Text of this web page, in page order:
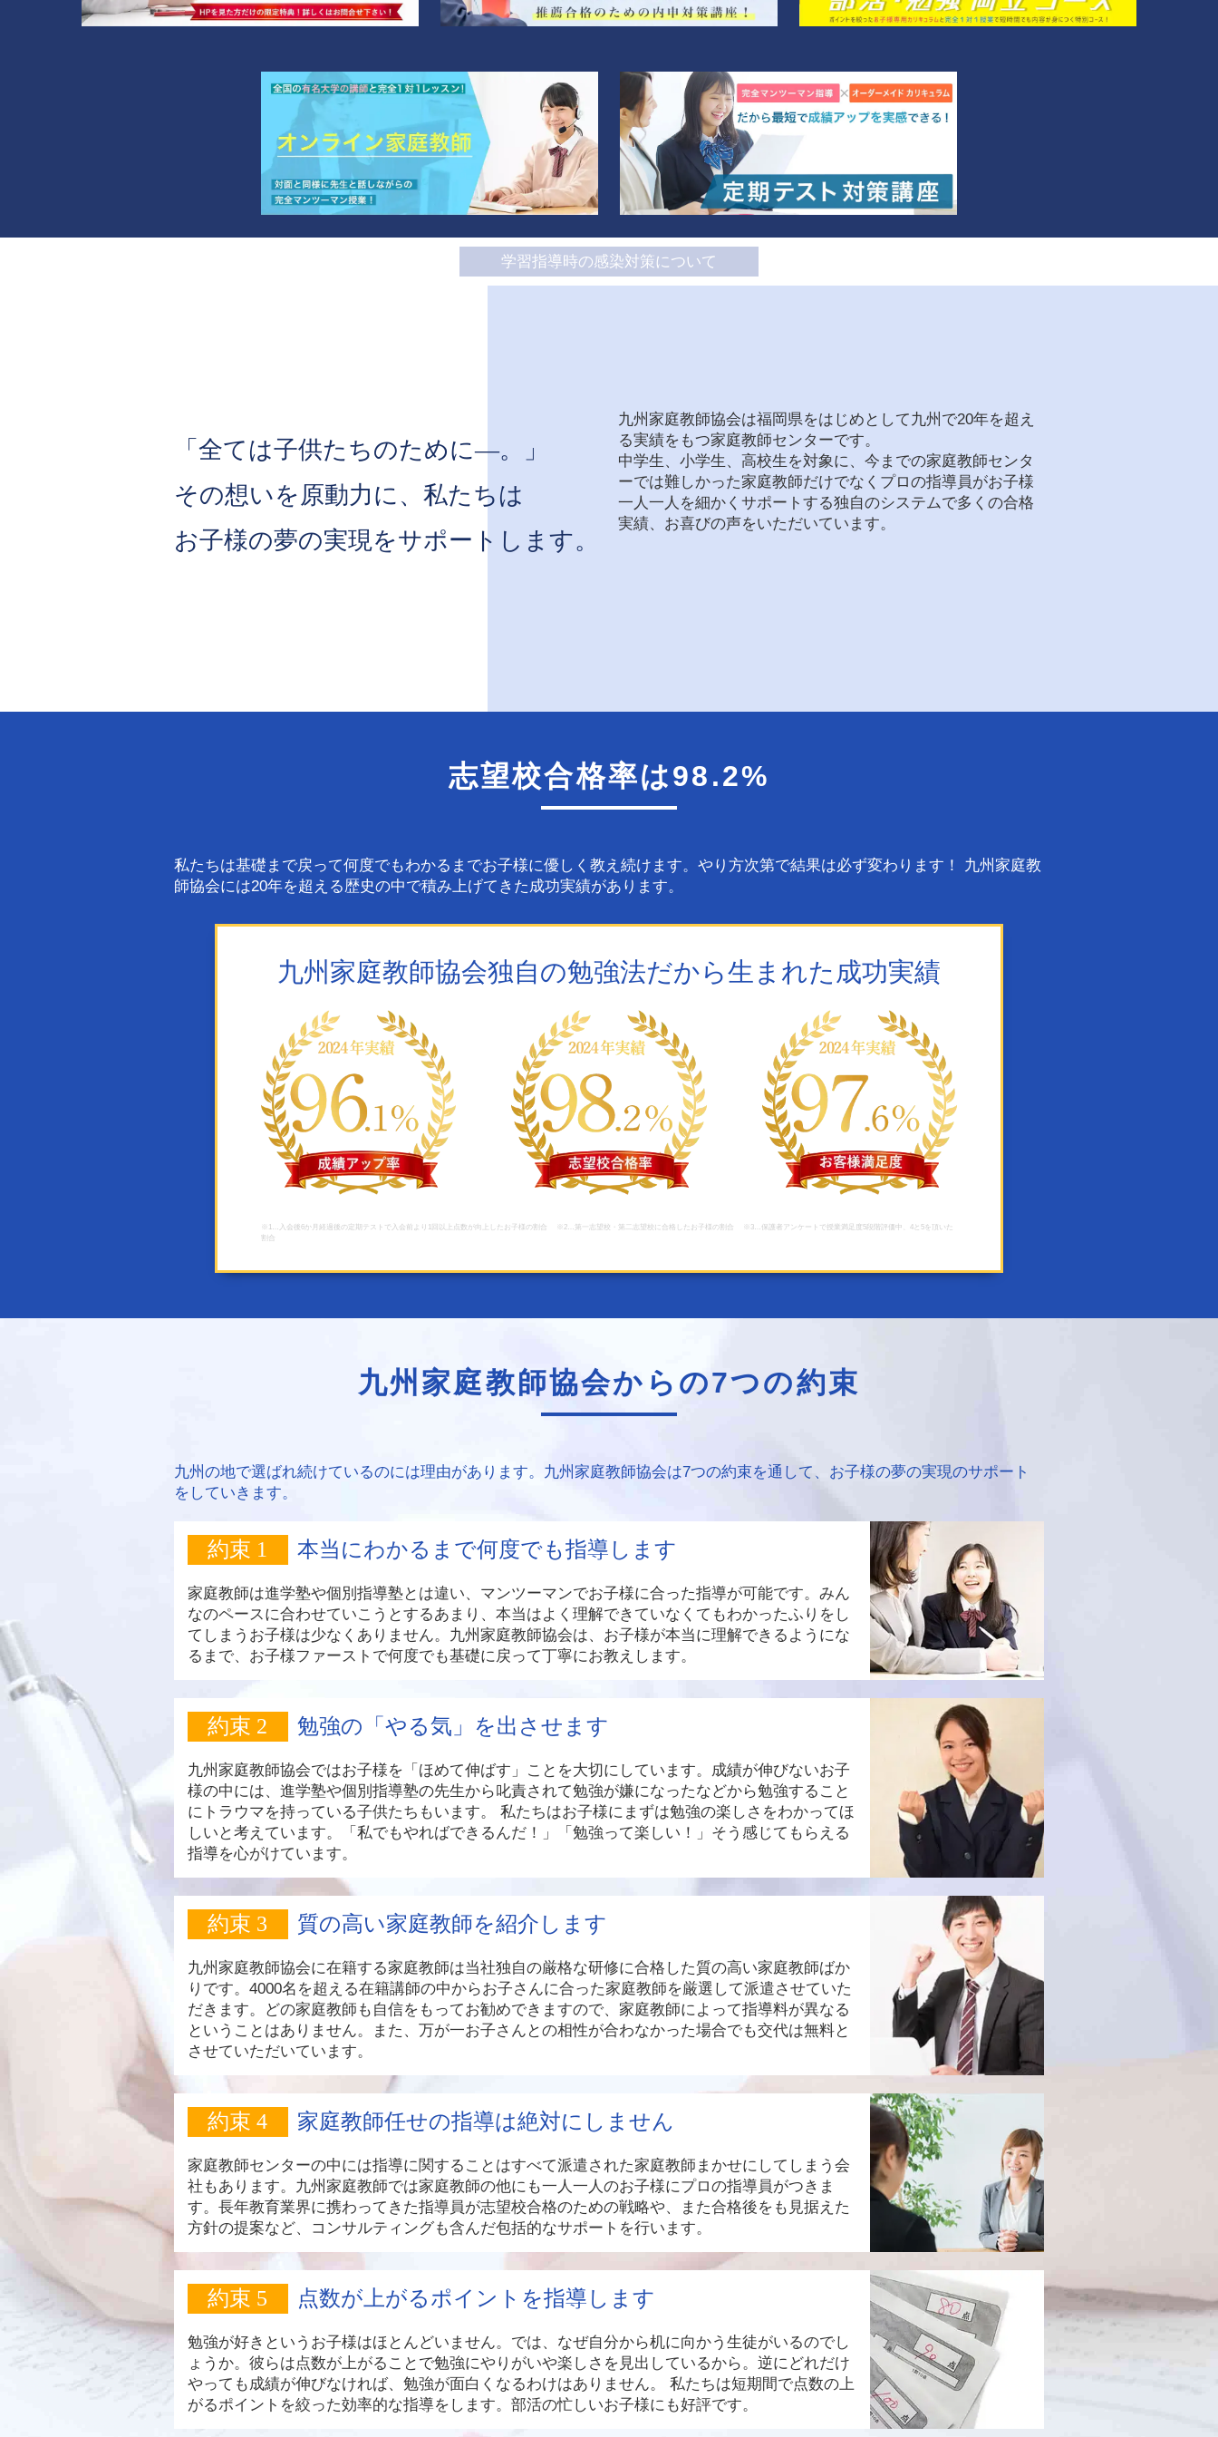
学習指導時の感染対策について
「全ては子供たちのために―。」
その想いを原動力に、私たちは
お子様の夢の実現をサポートします。
九州家庭教師協会は福岡県をはじめとして九州で20年を超え
る実績をもつ家庭教師センターです。
中学生、小学生、高校生を対象に、今までの家庭教師センタ
ーでは難しかった家庭教師だけでなくプロの指導員がお子様
一人一人を細かくサポートする独自のシステムで多くの合格
実績、お喜びの声をいただいています。
志望校合格率は98.2%
私たちは基礎まで戻って何度でもわかるまでお子様に優しく教え続けます。やり方次第で結果は必ず変わります！ 九州家庭教
師協会には20年を超える歴史の中で積み上げてきた成功実績があります。
九州家庭教師協会独自の勉強法だから生まれた成功実績
※1…入会後6か月経過後の定期テストで入会前より1回以上点数が向上したお子様の割合 ※2…第一志望校・第二志望校に合格したお子様の割合 ※3…保護者アンケートで授業満足度5段階評価中、4と5を頂いた
割合
九州家庭教師協会からの7つの約束
九州の地で選ばれ続けているのには理由があります。九州家庭教師協会は7つの約束を通して、お子様の夢の実現のサポート
をしていきます。
約束 1 本当にわかるまで何度でも指導します
家庭教師は進学塾や個別指導塾とは違い、マンツーマンでお子様に合った指導が可能です。みん
なのペースに合わせていこうとするあまり、本当はよく理解できていなくてもわかったふりをし
てしまうお子様は少なくありません。九州家庭教師協会は、お子様が本当に理解できるようにな
るまで、お子様ファーストで何度でも基礎に戻って丁寧にお教えします。
約束 2 勉強の「やる気」を出させます
九州家庭教師協会ではお子様を「ほめて伸ばす」ことを大切にしています。成績が伸びないお子
様の中には、進学塾や個別指導塾の先生から叱責されて勉強が嫌になったなどから勉強すること
にトラウマを持っている子供たちもいます。 私たちはお子様にまずは勉強の楽しさをわかってほ
しいと考えています。「私でもやればできるんだ！」「勉強って楽しい！」そう感じてもらえる
指導を心がけています。
約束 3 質の高い家庭教師を紹介します
九州家庭教師協会に在籍する家庭教師は当社独自の厳格な研修に合格した質の高い家庭教師ばか
りです。4000名を超える在籍講師の中からお子さんに合った家庭教師を厳選して派遣させていた
だきます。どの家庭教師も自信をもってお勧めできますので、家庭教師によって指導料が異なる
ということはありません。また、万が一お子さんとの相性が合わなかった場合でも交代は無料と
させていただいています。
約束 4 家庭教師任せの指導は絶対にしません
家庭教師センターの中には指導に関することはすべて派遣された家庭教師まかせにしてしまう会
社もあります。九州家庭教師では家庭教師の他にも一人一人のお子様にプロの指導員がつきま
す。長年教育業界に携わってきた指導員が志望校合格のための戦略や、また合格後をも見据えた
方針の提案など、コンサルティングも含んだ包括的なサポートを行います。
約束 5 点数が上がるポイントを指導します
勉強が好きというお子様はほとんどいません。では、なぜ自分から机に向かう生徒がいるのでし
ょうか。彼らは点数が上がることで勉強にやりがいや楽しさを見出しているから。逆にどれだけ
やっても成績が伸びなければ、勉強が面白くなるわけはありません。 私たちは短期間で点数の上
がるポイントを絞った効率的な指導をします。部活の忙しいお子様にも好評です。